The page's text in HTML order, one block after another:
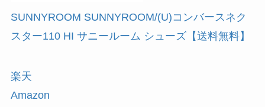
SUNNYROOM SUNNYROOM/(U)コンバースネク
スター110 HI サニールーム シューズ【送料無料】
楽天
Amazon